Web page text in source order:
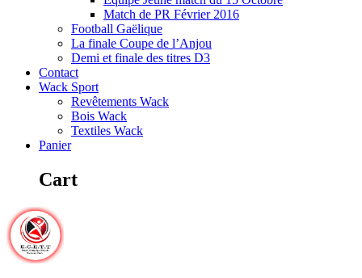
Match de PR Février 2016
Football Gaëlique
La finale Coupe de l’Anjou
Demi et finale des titres D3
Contact
Wack Sport
Revêtements Wack
Bois Wack
Textiles Wack
Panier
Cart